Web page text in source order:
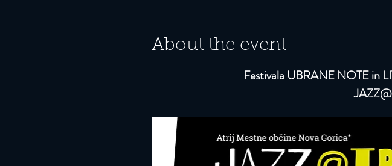
About the event
Festivala UBRANE NOTE in